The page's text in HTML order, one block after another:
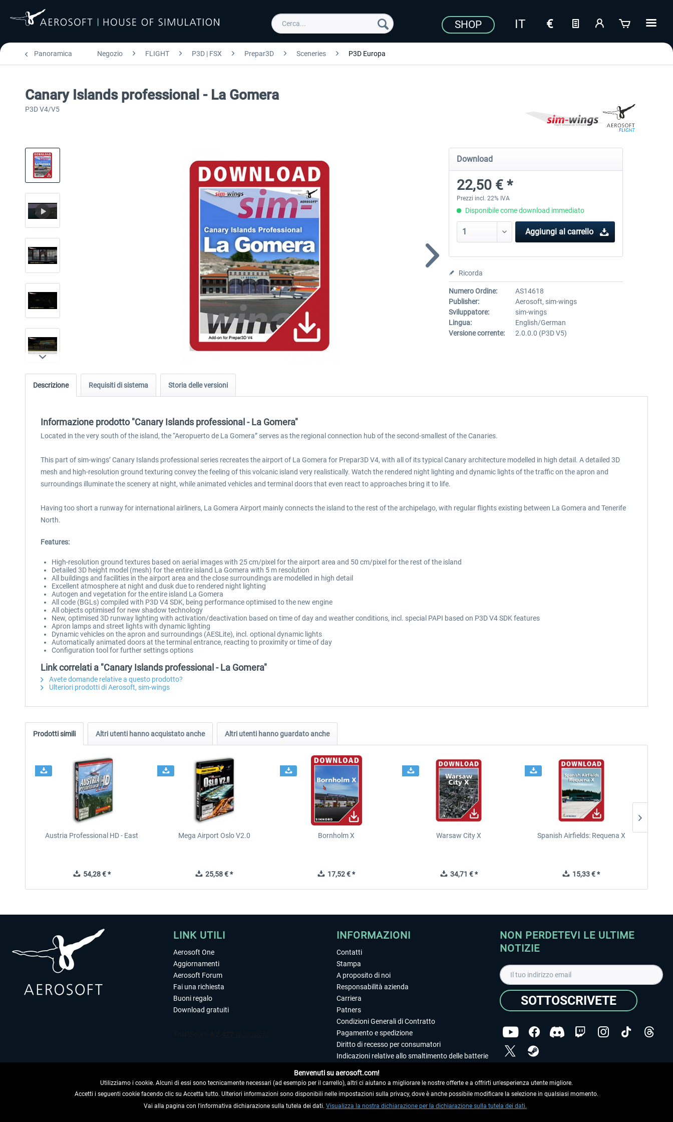
SHOP
Panoramica Negozio FLIGHT P3D | FSX Prepar3D Sceneries P3D Europa
Canary Islands professional - La Gomera
P3D V4/V5
Download
22,50 € *
Prezzi incl. 22% IVA
Disponibile come download immediato
Aggiungi al carrello
Ricorda
Numero Ordine:
AS14618
Publisher:
Aerosoft, sim-wings
Sviluppatore:
sim-wings
Lingua:
English/German
Versione corrente:
2.0.0.0 (P3D V5)
Descrizione Requisiti di sistema Storia delle versioni
Informazione prodotto "Canary Islands professional - La Gomera"
Located in the very south of the island, the “Aeropuerto de La Gomera” serves as the regional connection hub of the second-smallest of the Canaries.
This part of sim-wings’ Canary Islands professional series recreates the airport of La Gomera for Prepar3D V4, with all of its typical Canary architecture modelled in high detail. A detailed 3D
mesh and high-resolution ground texturing convey the feeling of this volcanic island very realistically. Watch the rendered night lighting and dynamic lights of the traffic on the apron and
surroundings illuminate the scenery at night, while animated vehicles and terminal doors that even react to approaches bring it to life.
Having too short a runway for international airliners, La Gomera Airport mainly connects the island to the rest of the archipelago, with regular flights existing between La Gomera and Tenerife
North.
Features:
High-resolution ground textures based on aerial images with 25 cm/pixel for the airport area and 50 cm/pixel for the rest of the island
Detailed 3D height model (mesh) for the entire island La Gomera with 5 m resolution
All buildings and facilities in the airport area and the close surroundings are modelled in high detail
Excellent atmosphere at night and dusk due to rendered night lighting
Autogen and vegetation for the entire island La Gomera
All code (BGLs) compiled with P3D V4 SDK, being performance optimised to the new engine
All objects optimised for new shadow technology
New, optimised 3D runway lighting with activation/deactivation based on time of day and weather conditions, incl. special PAPI based on P3D V4 SDK features
Apron lamps and street lights with dynamic lighting
Dynamic vehicles on the apron and surroundings (AESLite), incl. optional dynamic lights
Automatically animated doors at the terminal entrance, reacting to proximity or time of day
Configuration tool for further settings options
Link correlati a "Canary Islands professional - La Gomera"
Avete domande relative a questo prodotto?
Ulteriori prodotti di Aerosoft, sim-wings
Prodotti simili Altri utenti hanno acquistato anche Altri utenti hanno guardato anche
Austria Professional HD - East
54,28 € *
Mega Airport Oslo V2.0
25,58 € *
Bornholm X
17,52 € *
Warsaw City X
34,71 € *
Spanish Airfields: Requena X
15,33 € *
LINK UTILI
Aerosoft One
Aggiornamenti
Aerosoft Forum
Fai una richiesta
Buoni regalo
Download gratuiti
RECEDERE DAL CONTRATTO
INFORMAZIONI
Contatti
Stampa
A proposito di noi
Responsabilità azienda
Carriera
Patners
Condizioni Generali di Contratto
Pagamento e spedizione
Diritto di recesso per consumatori
Indicazioni relative allo smaltimento delle batterie
Editoriale
NON PERDETEVI LE ULTIME
NOTIZIE
SOTTOSCRIVETE
dei dati.
Copyright © Aerosoft GmbH. Tutti i diritti riservati.
Benvenuti su aerosoft.com!
Utilizziamo i cookie. Alcuni di essi sono tecnicamente necessari (ad esempio per il carrello), altri ci aiutano a migliorare le nostre offerte e a offrirti un'esperienza utente migliore.
Accetti i seguenti cookie facendo clic su Accetta tutto. Ulteriori informazioni sono disponibili nelle impostazioni sulla privacy, dove è anche possibile modificare la selezione in qualsiasi momento.
Vai alla pagina con l'informativa dichiarazione sulla tutela dei dati. Visualizza la nostra dichiarazione per la dichiarazione sulla tutela dei dati.